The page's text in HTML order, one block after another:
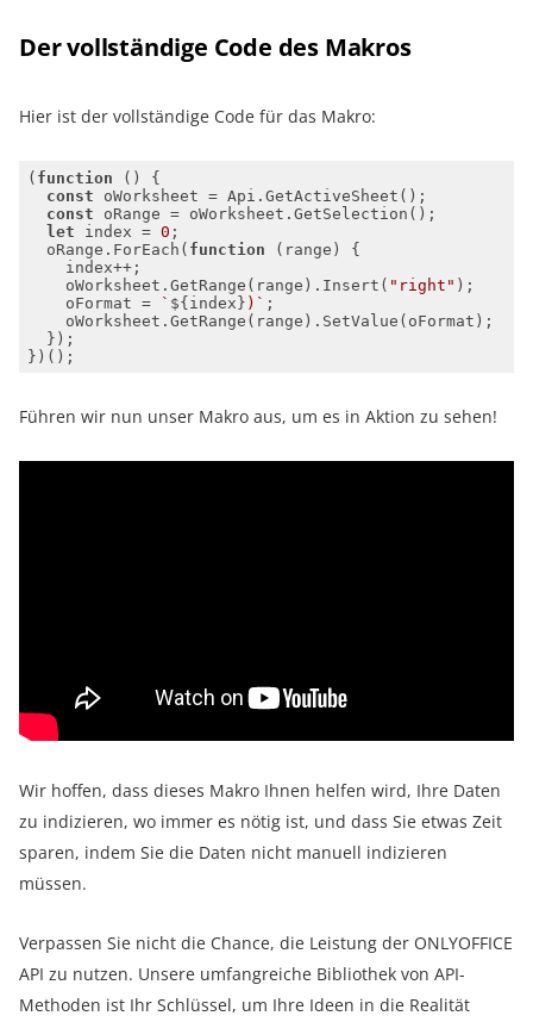
Der vollständige Code des Makros
Hier ist der vollständige Code für das Makro:
( function ( )
const
const
let index = 0
oRange.ForEach( function ( range )
oWorksheet.GetRange(range).Insert( "right"
oFormat =
` ${index} )`
Führen wir nun unser Makro aus, um es in Aktion zu sehen!
Wir hoffen, dass dieses Makro Ihnen helfen wird, Ihre Daten
zu indizieren, wo immer es nötig ist, und dass Sie etwas Zeit
sparen, indem Sie die Daten nicht manuell indizieren
müssen.
Verpassen Sie nicht die Chance, die Leistung der ONLYOFFICE
API zu nutzen. Unsere umfangreiche Bibliothek von API-
Methoden ist Ihr Schlüssel, um Ihre Ideen in die Realität